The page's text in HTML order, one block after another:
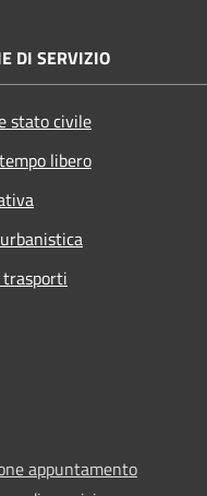
DI SERVIZIO
stato civile
libero
appuntamento